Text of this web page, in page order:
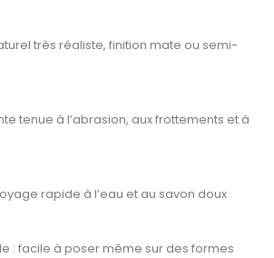
très réaliste, finition mate ou semi-
tenue à l’abrasion, aux frottements et à
rapide à l’eau et au savon doux
: facile à poser même sur des formes